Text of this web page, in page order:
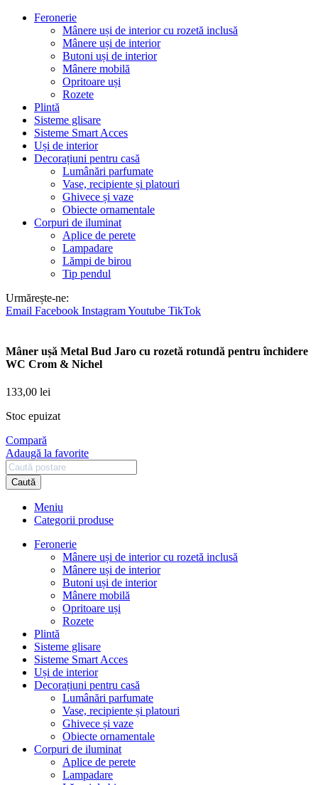
Feronerie
Mânere uși de interior cu rozetă inclusă
Mânere uși de interior
Butoni uși de interior
Mânere mobilă
Opritoare uși
Rozete
Plintă
Sisteme glisare
Sisteme Smart Acces
Uși de interior
Decorațiuni pentru casă
Lumânări parfumate
Vase, recipiente și platouri
Ghivece și vaze
Obiecte ornamentale
Corpuri de iluminat
Aplice de perete
Lampadare
Lămpi de birou
Tip pendul
Urmărește-ne:
Email Facebook InstagramYoutube TikTok
Mâner ușă Metal Bud Jaro cu rozetă rotundă pentru închidere
WC Crom & Nichel
133,00 lei
Stoc epuizat
Compară
Adaugă la favorite
Caută
Meniu
Categorii produse
Feronerie
Mânere uși de interior cu rozetă inclusă
Mânere uși de interior
Butoni uși de interior
Mânere mobilă
Opritoare uși
Rozete
Plintă
Sisteme glisare
Sisteme Smart Acces
Uși de interior
Decorațiuni pentru casă
Lumânări parfumate
Vase, recipiente și platouri
Ghivece și vaze
Obiecte ornamentale
Corpuri de iluminat
Aplice de perete
Lampadare